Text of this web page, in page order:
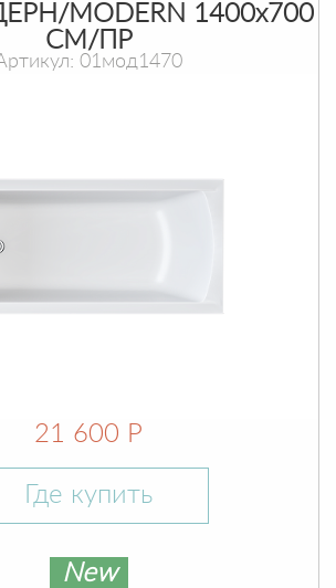
MODERN 1400х700
СМ/ПР
01мод1470
21 600 Р
Где купить
New